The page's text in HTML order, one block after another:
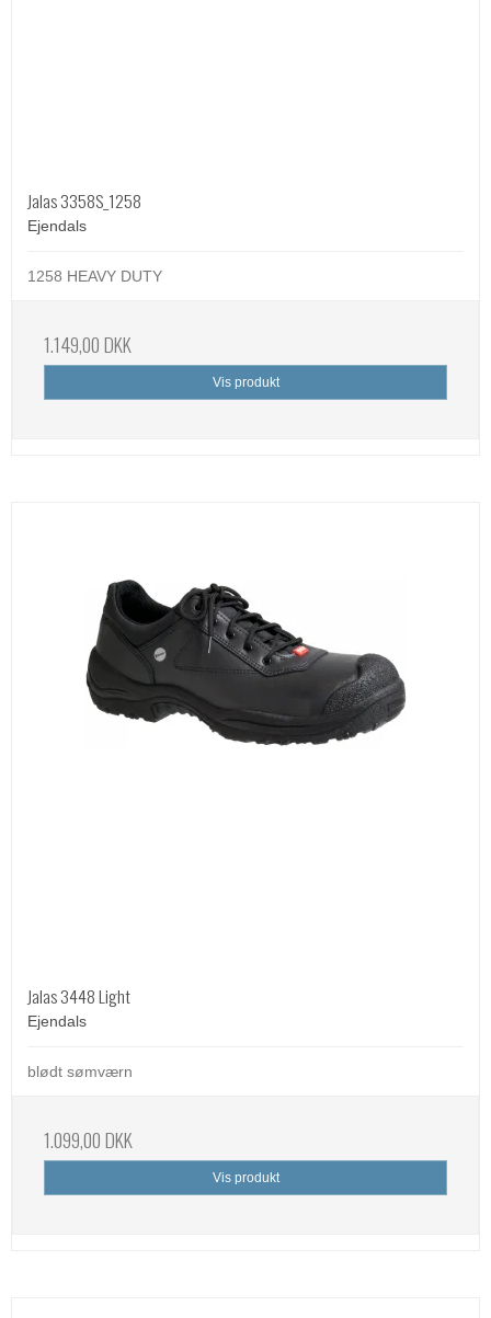
Jalas 3358S_1258
Ejendals
1258 HEAVY DUTY
1.149,00 DKK
Vis produkt
Jalas 3448 Light
Ejendals
blødt sømværn
1.099,00 DKK
Vis produkt